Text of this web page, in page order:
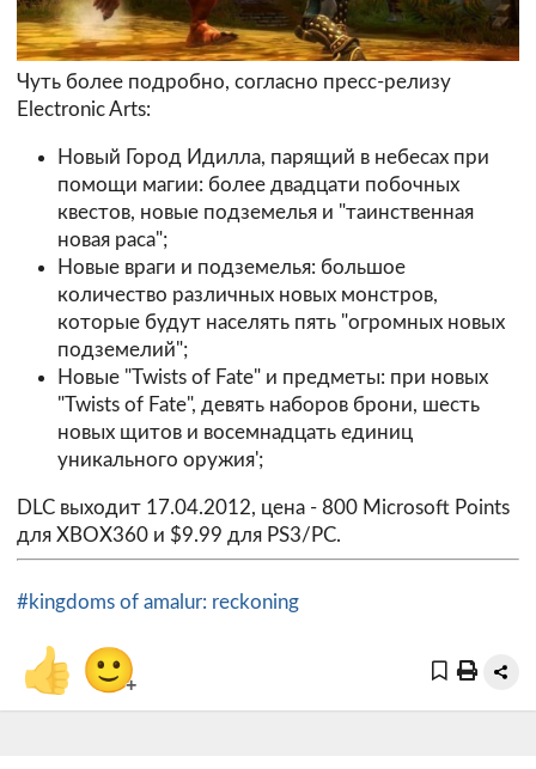
Чуть более подробно, согласно пресс-релизу
Electronic Arts:
Новый Город Идилла, парящий в небесах при
помощи магии: более двадцати побочных
квестов, новые подземелья и "таинственная
новая раса";
Новые враги и подземелья: большое
количество различных новых монстров,
которые будут населять пять "огромных новых
подземелий";
Новые "Twists of Fate" и предметы: при новых
"Twists of Fate", девять наборов брони, шесть
новых щитов и восемнадцать единиц
уникального оружия';
DLC выходит 17.04.2012, цена - 800 Microsoft Points
для XBOX360 и $9.99 для PS3/PC.
#kingdoms of amalur: reckoning
👍 🙂+